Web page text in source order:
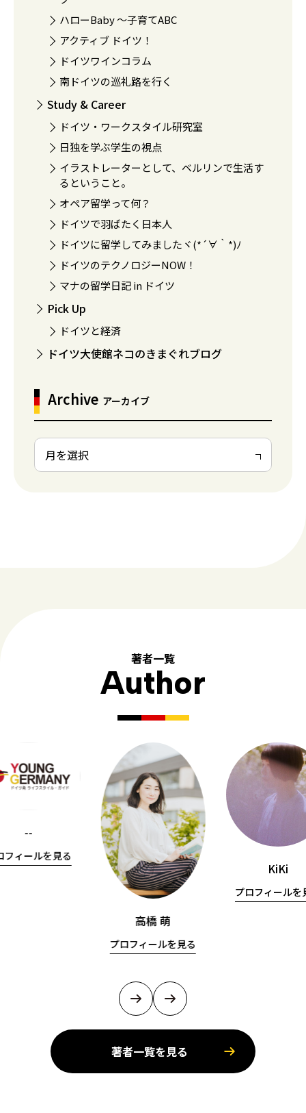
ハローBaby 〜子育てABC
アクティブ ドイツ！
ドイツワインコラム
南ドイツの巡礼路を行く
Study & Career
ドイツ・ワークスタイル研究室
日独を学ぶ学生の視点
イラストレーターとして、ベルリンで生活す
るということ。
オペア留学って何？
ドイツで羽ばたく日本人
ドイツに留学してみましたヾ(*´∀｀*)ﾉ
ドイツのテクノロジーNOW！
マナの留学日記 in ドイツ
Pick Up
ドイツと経済
ドイツ大使館ネコのきまぐれブログ
Archive アーカイブ
著者一覧
Author
--
フィールを見る
高橋 萌
プロフィールを見る
KiKi
プロフィールを
著者一覧を見る